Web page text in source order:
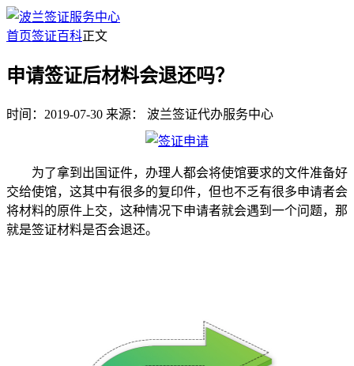
首页签证百科正文
申请签证后材料会退还吗？
时间：2019-07-30 来源： 波兰签证代办服务中心
为了拿到出国证件，办理人都会将使馆要求的文件准备好
交给使馆，这其中有很多的复印件，但也不乏有很多申请者会
将材料的原件上交，这种情况下申请者就会遇到一个问题，那
就是签证材料是否会退还。